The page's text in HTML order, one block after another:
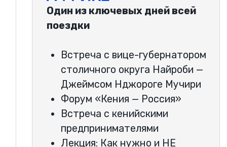
ВОЗВРАЩЕНИЕ
Последний день — время
зафиксировать:
инсайты,
новые контакты,
возможные партнерства,
будущие проекты.